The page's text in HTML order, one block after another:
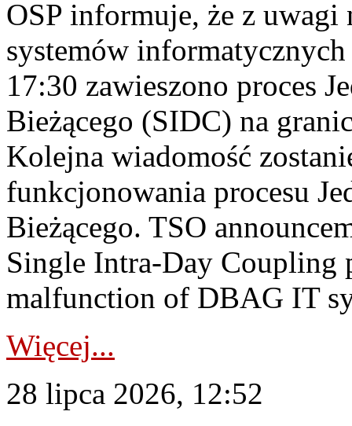
OSP informuje, że z uwagi
systemów
17:30 zawieszono proces
Bieżącego (SIDC) na
Kolejna wiadomość
funkcjonowania procesu
Bieżącego. TSO
Single Intra-Day Coupling
malfunction of DBAG IT
Więcej...
28 lipca 2026, 12:52